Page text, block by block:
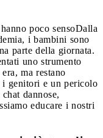
poco sensoDalla
i bambini sono
parte della giornata.
uno strumento
ma restano
i genitori e un pericolo
chat dannose,
educare i nostri